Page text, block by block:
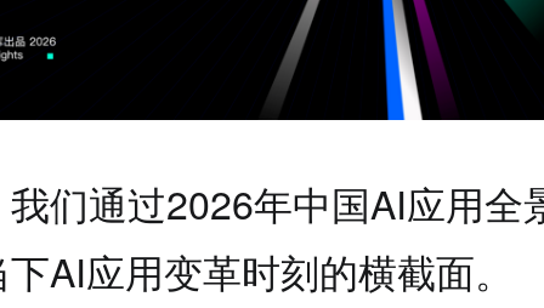
们通过2026年中国AI应用全
AI应用变革时刻的横截面。